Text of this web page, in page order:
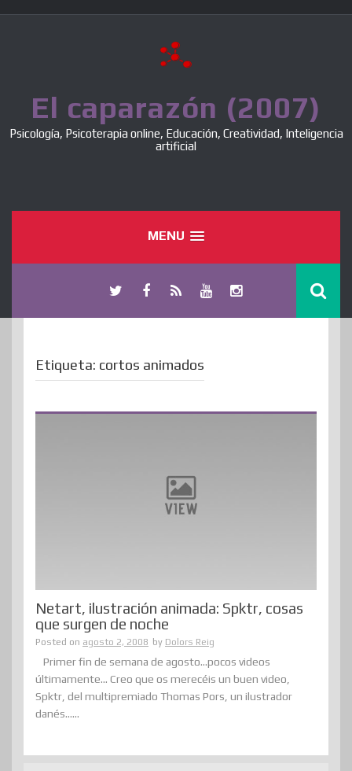
El caparazón (2007)
Psicología, Psicoterapia online, Educación, Creatividad, Inteligencia
artificial
MENU
Etiqueta: cortos animados
Netart, ilustración animada: Spktr, cosas
que surgen de noche
Posted on agosto 2, 2008 by Dolors Reig
Primer fin de semana de agosto…pocos videos
últimamente… Creo que os merecéis un buen video,
Spktr, del multipremiado Thomas Pors, un ilustrador
danés......